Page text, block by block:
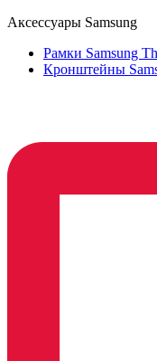
Аксессуары Samsung
Рамки Samsung
Кронштейны